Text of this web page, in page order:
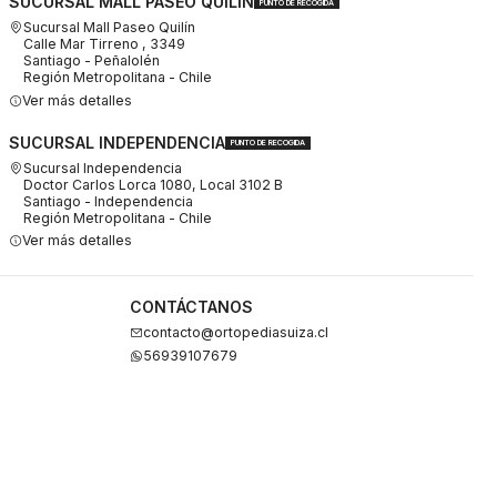
PUNTO DE RECOGIDA
Sucursal Mall Paseo Quilín
Calle Mar Tirreno , 3349
Santiago - Peñalolén
Región Metropolitana - Chile
Ver más detalles
SUCURSAL INDEPENDENCIA PUNTO DE RECOGIDA
Sucursal Independencia
Doctor Carlos Lorca 1080, Local 3102 B
Santiago - Independencia
Región Metropolitana - Chile
Ver más detalles
CONTÁCTANOS
contacto@ortopediasuiza.cl
56939107679